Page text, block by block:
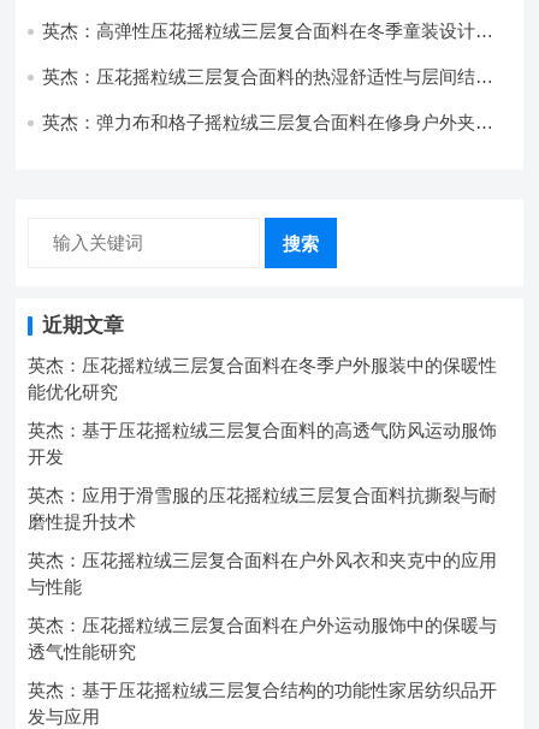
英杰：高弹性压花摇粒绒三层复合面料在冬季童装设计中
英杰：压花摇粒绒三层复合面料的热湿舒适性与层间结合
英杰：弹力布和格子摇粒绒三层复合面料在修身户外夹克
搜索
近期文章
英杰：压花摇粒绒三层复合面料在冬季户外服装中的保暖性
能优化研究
英杰：基于压花摇粒绒三层复合面料的高透气防风运动服饰
开发
英杰：应用于滑雪服的压花摇粒绒三层复合面料抗撕裂与耐
磨性提升技术
英杰：压花摇粒绒三层复合面料在户外风衣和夹克中的应用
与性能
英杰：压花摇粒绒三层复合面料在户外运动服饰中的保暖与
透气性能研究
英杰：基于压花摇粒绒三层复合结构的功能性家居纺织品开
发与应用